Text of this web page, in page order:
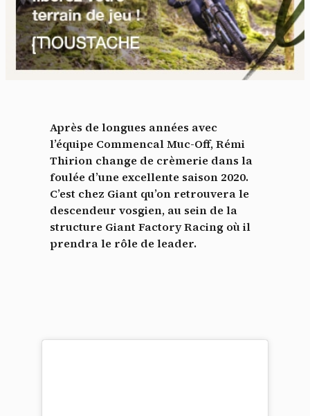
Après de longues années avec
l’équipe Commencal Muc-Off, Rémi
Thirion change de crèmerie dans la
foulée d’une excellente saison 2020.
C’est chez Giant qu’on retrouvera le
descendeur vosgien, au sein de la
structure Giant Factory Racing où il
prendra le rôle de leader.